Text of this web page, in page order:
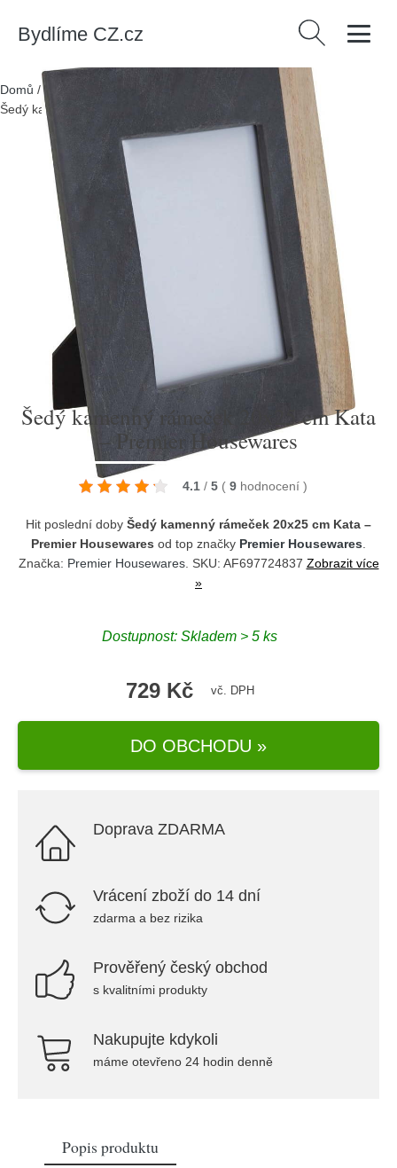
Bydlíme CZ.cz Vyhledávání
Domů / > Dekorace > Dekorace na zeď > Rámečky
Šedý kamenný rámeček 20x25 cm Kata – Premier Housewares
Šedý kamenný rámeček 20x25 cm Kata
– Premier Housewares
4.1 / 5 ( 9 hodnocení )
Hit poslední doby Šedý kamenný rámeček 20x25 cm Kata –
Premier Housewares od top značky Premier Housewares
Značka: Premier Housewares. SKU: AF697724837 Zobrazit více
»
Dostupnost: Skladem > 5 ks
729 Kč vč. DPH
DO OBCHODU »
Doprava ZDARMA
Vrácení zboží do 14 dní
zdarma a bez rizika
Prověřený český obchod
s kvalitními produkty
Nakupujte kdykoli
máme otevřeno 24 hodin denně
Popis produktu